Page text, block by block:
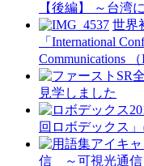
【後編】 ～台湾
世界
「International
Communications
見学しました
回ロボデックス
信 ～可視光通信